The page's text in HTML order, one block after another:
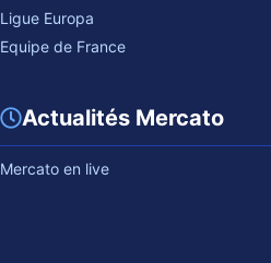
Ligue Europa
Equipe de France
Actualités Mercato
Mercato en live